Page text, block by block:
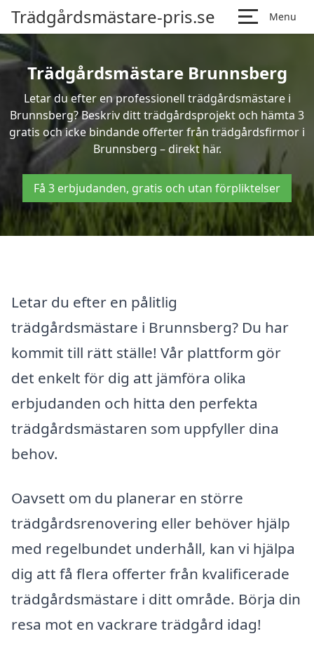
Trädgårdsmästare-pris.se Menu
Trädgårdsmästare Brunnsberg
Letar du efter en professionell trädgårdsmästare i
Brunnsberg? Beskriv ditt trädgårdsprojekt och hämta 3
gratis och icke bindande offerter från trädgårdsfirmor i
Brunnsberg – direkt här.
Få 3 erbjudanden, gratis och utan förpliktelser
Letar du efter en pålitlig
trädgårdsmästare i Brunnsberg? Du har
kommit till rätt ställe! Vår plattform gör
det enkelt för dig att jämföra olika
erbjudanden och hitta den perfekta
trädgårdsmästaren som uppfyller dina
behov.
Oavsett om du planerar en större
trädgårdsrenovering eller behöver hjälp
med regelbundet underhåll, kan vi hjälpa
dig att få flera offerter från kvalificerade
trädgårdsmästare i ditt område. Börja din
resa mot en vackrare trädgård idag!